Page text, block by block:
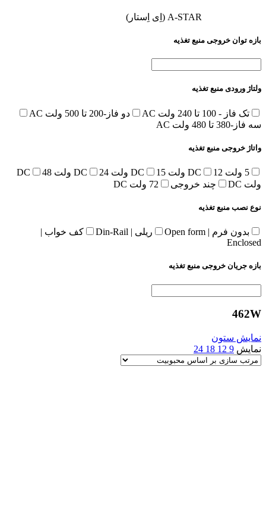
A-STAR (اِی اِستار)
بازه توان خروجی منبع تغذیه
ولتاژ ورودی منبع تغذیه
تک فاز - 100 تا 240 ولت AC
دو فاز-200 تا 500 ولت AC
سه فاز-380 تا 480 ولت AC
واتاژ خروجی منبع تغذیه
5 ولت DC 12 ولت DC 15 ولت DC 24 ولت DC
48
ولت DC
چند خروجی 72 ولت DC
نوع نصب منبع تغذیه
بدون فرم | Open form ریلی | Din-Rail
کف خواب |
Enclosed
بازه جریان خروجی منبع تغذیه
462W
نمایش ستون
نمایش 9
12
18
24